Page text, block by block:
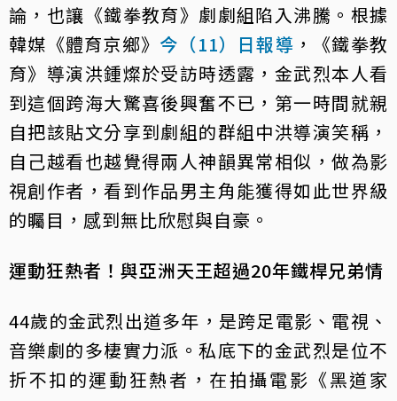
論，也讓《鐵拳教育》劇劇組陷入沸騰。根據
韓媒《體育京鄉》 今（11）日報導 ，《鐵拳教
育》導演洪鍾燦於受訪時透露，金武烈本人看
到這個跨海大驚喜後興奮不已，第一時間就親
自把該貼文分享到劇組的群組中洪導演笑稱，
自己越看也越覺得兩人神韻異常相似，做為影
視創作者，看到作品男主角能獲得如此世界級
的矚目，感到無比欣慰與自豪。
運動狂熱者！與亞洲天王超過20年鐵桿兄弟情
44歲的金武烈出道多年，是跨足電影、電視、
音樂劇的多棲實力派。私底下的金武烈是位不
折不扣的運動狂熱者，在拍攝電影《黑道家